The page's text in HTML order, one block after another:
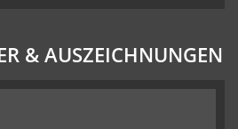
& AUSZEICHNUNGEN